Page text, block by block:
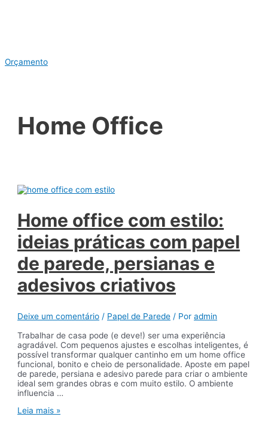
Orçamento
Home Office
Home office com estilo:
ideias práticas com papel
de parede, persianas e
adesivos criativos
Deixe um comentário / Papel de Parede / Poradmin
Trabalhar de casa pode (e deve!) ser uma experiência
agradável. Com pequenos ajustes e escolhas inteligentes, é
possível transformar qualquer cantinho em um home office
funcional, bonito e cheio de personalidade. Aposte em papel
de parede, persiana e adesivo parede para criar o ambiente
ideal sem grandes obras e com muito estilo. O ambiente
influencia …
Home
Leia mais »